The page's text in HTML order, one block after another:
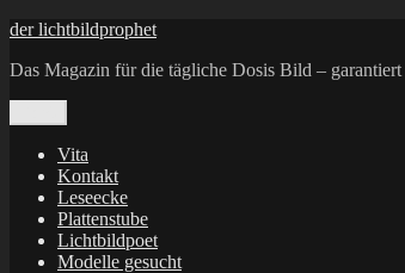
Zum
springen
der lichtbildprophet
Das Magazin für die tägliche Dosis Bild – garantiert
Vita
Kontakt
Leseecke
Plattenstube
Lichtbildpoet
Modelle gesucht